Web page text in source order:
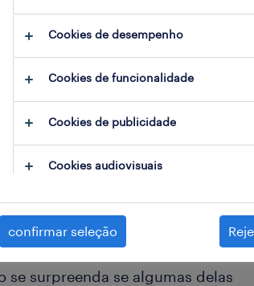
de carreira
mais longos e claros, pode ser
de carreira, considerar
a sua função atual. Aqui estão
carreira profissional, rever
se surpreenda se algumas delas
Cookies de desempenho
Cookies de funcionalidade
Cookies de publicidade
Cookies audiovisuais
confirmar seleção